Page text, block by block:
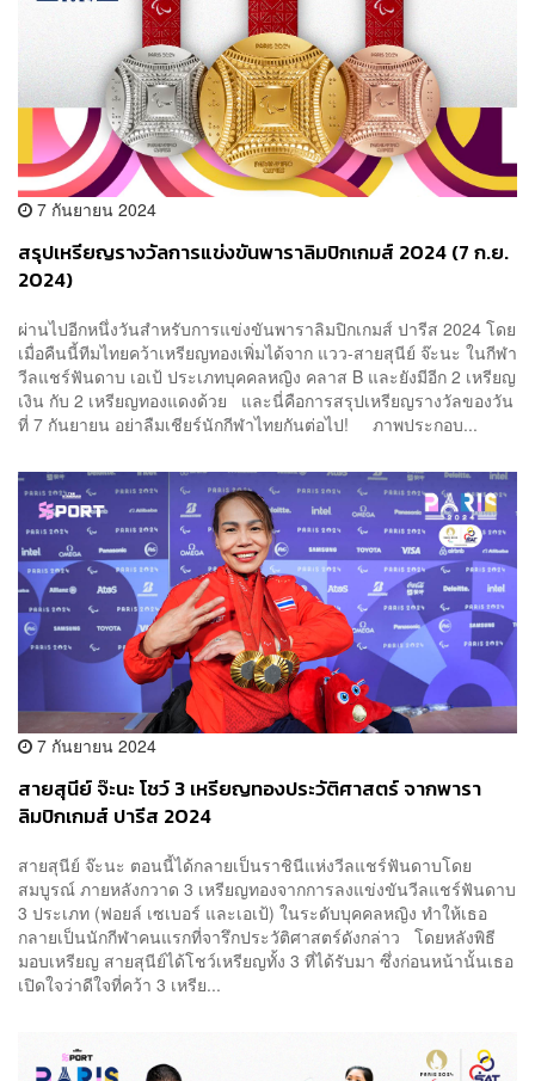
7 กันยายน 2024
สรุปเหรียญรางวัลการแข่งขันพาราลิมปิกเกมส์ 2024 (7 ก.ย.
2024)
ผ่านไปอีกหนึ่งวันสำหรับการแข่งขันพาราลิมปิกเกมส์ ปารีส 2024 โดย
เมื่อคืนนี้ทีมไทยคว้าเหรียญทองเพิ่มได้จาก แวว-สายสุนีย์ จ๊ะนะ ในกีฬา
วีลแชร์ฟันดาบ เอเป้ ประเภทบุคคลหญิง คลาส B และยังมีอีก 2 เหรียญ
เงิน กับ 2 เหรียญทองแดงด้วย และนี่คือการสรุปเหรียญรางวัลของวัน
ที่ 7 กันยายน อย่าลืมเชียร์นักกีฬาไทยกันต่อไป! ภาพประกอบ...
7 กันยายน 2024
สายสุนีย์ จ๊ะนะ โชว์ 3 เหรียญทองประวัติศาสตร์ จากพารา
ลิมปิกเกมส์ ปารีส 2024
สายสุนีย์ จ๊ะนะ ตอนนี้ได้กลายเป็นราชินีแห่งวีลแชร์ฟันดาบโดย
สมบูรณ์ ภายหลังกวาด 3 เหรียญทองจากการลงแข่งขันวีลแชร์ฟันดาบ
3 ประเภท (ฟอยล์ เซเบอร์ และเอเป้) ในระดับบุคคลหญิง ทำให้เธอ
กลายเป็นนักกีฬาคนแรกที่จารึกประวัติศาสตร์ดังกล่าว โดยหลังพิธี
มอบเหรียญ สายสุนีย์ได้โชว์เหรียญทั้ง 3 ที่ได้รับมา ซึ่งก่อนหน้านั้นเธอ
เปิดใจว่าดีใจที่คว้า 3 เหรีย...